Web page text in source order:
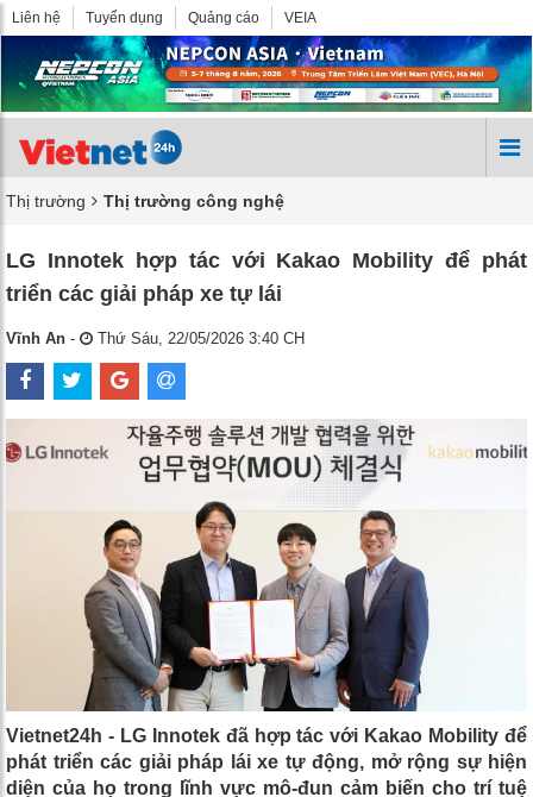
Liên hệ Tuyển dụng Quảng cáo VEIA
Thị trường Thị trường công nghệ
LG Innotek hợp tác với Kakao Mobility để phát
triển các giải pháp xe tự lái
Vĩnh An - Thứ Sáu, 22/05/2026 3:40 CH
Vietnet24h - LG Innotek đã hợp tác với Kakao Mobility để
phát triển các giải pháp lái xe tự động, mở rộng sự hiện
diện của họ trong lĩnh vực mô-đun cảm biến cho trí tuệ